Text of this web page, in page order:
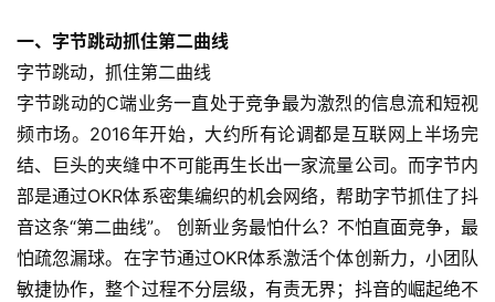
一、字节跳动抓住第二曲线
字节跳动，抓住第二曲线
字节跳动的C端业务一直处于竞争最为激烈的信息流和短视
频市场。2016年开始，大约所有论调都是互联网上半场完
结、巨头的夹缝中不可能再生长出一家流量公司。而字节内
部是通过OKR体系密集编织的机会网络，帮助字节抓住了抖
音这条“第二曲线”。 创新业务最怕什么？不怕直面竞争，最
怕疏忽漏球。在字节通过OKR体系激活个体创新力，小团队
敏捷协作，整个过程不分层级，有责无界；抖音的崛起绝不